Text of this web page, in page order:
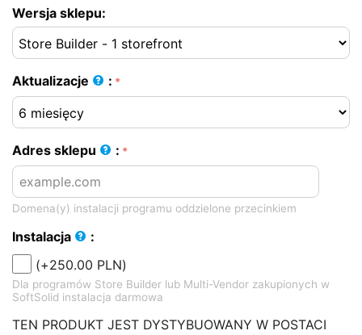
Wersja sklepu:
Aktualizacje :
Adres sklepu :
Domena(y) instalacji programu oddzielone przecinkiem
Instalacja
:
(+250.00 PLN)
Dla programów Store Builder lub Multi-Vendor zakupionych w
SoftSolid instalacja darmowa
TEN PRODUKT JEST DYSTYBUOWANY W POSTACI